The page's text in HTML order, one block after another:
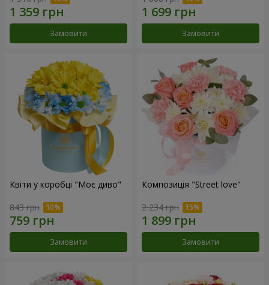
Замовити Замовити
Квіти у коробці "Моє диво"
843 грн
Замовити
Композиція "Street love"
2 234 грн
Замовити